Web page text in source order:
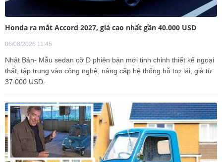
Honda ra mắt Accord 2027, giá cao nhất gần 40.000 USD
06/08/2026 11:45
Nhật Bản- Mẫu sedan cỡ D phiên bản mới tinh chỉnh thiết kế ngoại
thất, tập trung vào công nghệ, nâng cấp hệ thống hỗ trợ lái, giá từ
37.000 USD.